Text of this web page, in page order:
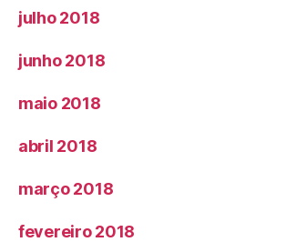
julho 2018
junho 2018
maio 2018
abril 2018
março 2018
fevereiro 2018